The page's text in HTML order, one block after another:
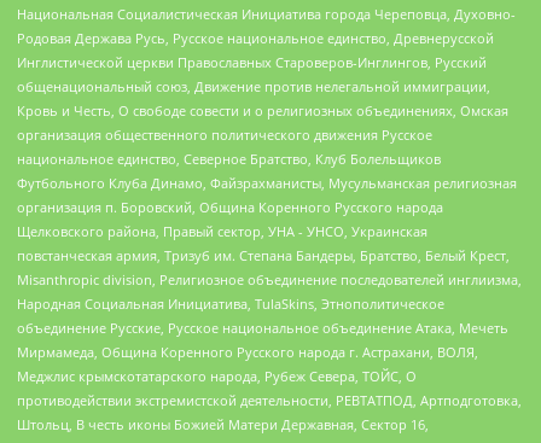
Национальная Социалистическая Инициатива города Череповца, Духовно-
Родовая Держава Русь, Русское национальное единство, Древнерусской
Инглистической церкви Православных Староверов-Инглингов, Русский
общенациональный союз, Движение против нелегальной иммиграции,
Кровь и Честь, О свободе совести и о религиозных объединениях, Омская
организация общественного политического движения Русское
национальное единство, Северное Братство, Клуб Болельщиков
Футбольного Клуба Динамо, Файзрахманисты, Мусульманская религиозная
организация п. Боровский, Община Коренного Русского народа
Щелковского района, Правый сектор, УНА - УНСО, Украинская
повстанческая армия, Тризуб им. Степана Бандеры, Братство, Белый Крест,
Misanthropic division, Религиозное объединение последователей инглиизма,
Народная Социальная Инициатива, TulaSkins, Этнополитическое
объединение Русские, Русское национальное объединение Атака, Мечеть
Мирмамеда, Община Коренного Русского народа г. Астрахани, ВОЛЯ,
Меджлис крымскотатарского народа, Рубеж Севера, ТОЙС, О
противодействии экстремистской деятельности, РЕВТАТПОД, Артподготовка,
Штольц, В честь иконы Божией Матери Державная, Сектор 16,